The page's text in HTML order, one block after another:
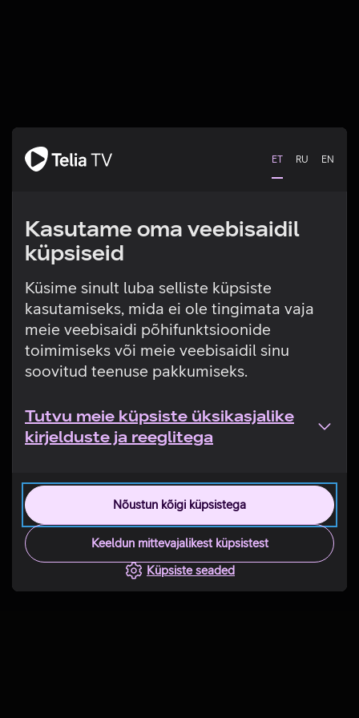
ET RU EN
Kasutame oma veebisaidil
küpsiseid
Küsime sinult luba selliste küpsiste
kasutamiseks, mida ei ole tingimata vaja
meie veebisaidi põhifunktsioonide
toimimiseks või meie veebisaidil sinu
soovitud teenuse pakkumiseks.
Tutvu meie küpsiste üksikasjalike
kirjelduste ja reeglitega
Nõustun kõigi küpsistega
Keeldun mittevajalikest küpsistest
Küpsiste seaded
Tehniline viga